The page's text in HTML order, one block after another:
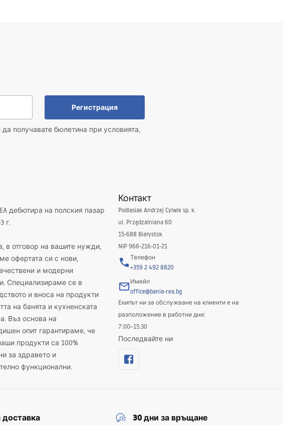
Регистрация
получавате бюлетина при условията,
дебютира на полския пазар
г.
в отговор на вашите нужди,
офертата си с нови,
и модерни
Специализираме се в
и вноса на продукти
на банята и кухненската
Въз основа на
опит гарантираме, че
продукти са 100%
за здравето и
функционални.
Контакт
Podlasiak Andrzej Cylwik sp. k.
ul. Przędzalniana 60
15-688 Białystok
NIP 966-216-01-21
Телефон
+359 2 492 8820
Имейл
office@bania-rea.bg
Екипът ни за обслужване на клиенти е на
разположение в работни дни:
7:00–15:30
Последвайте ни
доставка 30 дни за връщане